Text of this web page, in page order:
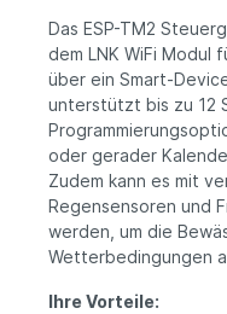
Das ESP-TM2
dem LNK WiFi Modul
über ein Smart-
unterstützt bis zu 12
oder gerader
Zudem kann es mit
Regensensoren und
werden, um die
Wetterbedingungen
Ihre Vorteile: